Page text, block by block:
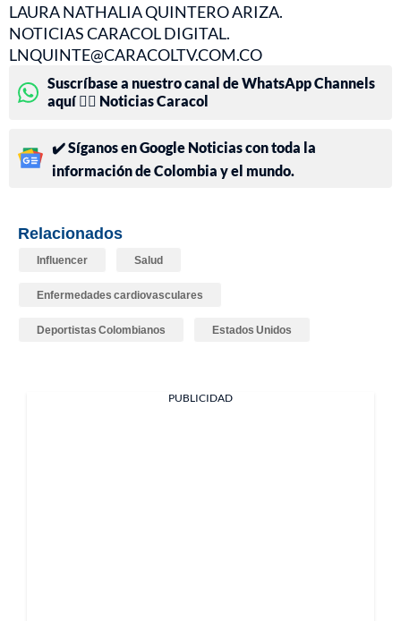
LAURA NATHALIA QUINTERO ARIZA.
NOTICIAS CARACOL DIGITAL.
LNQUINTE@CARACOLTV.COM.CO
Suscríbase a nuestro canal de WhatsApp Channels
aquí 👉🏻 Noticias Caracol
✔️ Síganos en Google Noticias con toda la
información de Colombia y el mundo.
Relacionados
Influencer Salud
Enfermedades cardiovasculares
Deportistas Colombianos Estados Unidos
PUBLICIDAD